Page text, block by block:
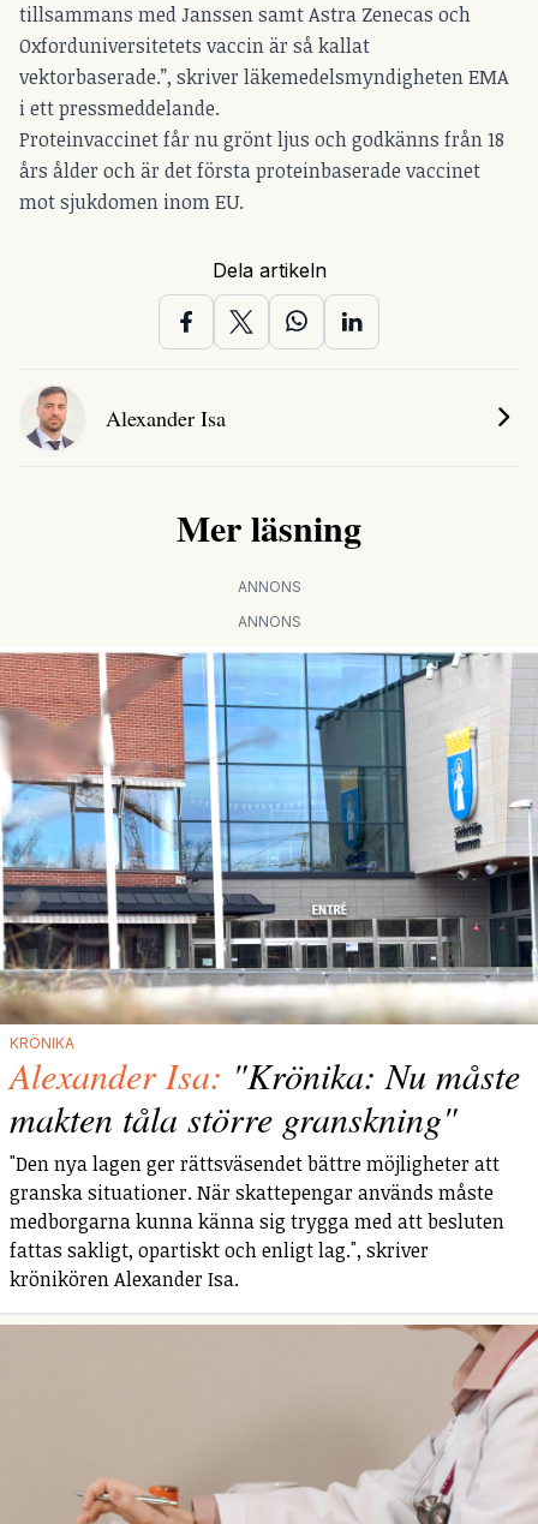
tillsammans med Janssen samt Astra Zenecas och
Oxforduniversitetets vaccin är så kallat
vektorbaserade.”, skriver läkemedelsmyndigheten EMA
i ett pressmeddelande.
Proteinvaccinet får nu grönt ljus och godkänns från 18
års ålder och är det första proteinbaserade vaccinet
mot sjukdomen inom EU.
Dela artikeln
Alexander Isa
Mer läsning
ANNONS
ANNONS
KRÖNIKA
Alexander Isa: "Krönika: Nu måste
makten tåla större granskning"
"Den nya lagen ger rättsväsendet bättre möjligheter att
granska situationer. När skattepengar används måste
medborgarna kunna känna sig trygga med att besluten
fattas sakligt, opartiskt och enligt lag.", skriver
krönikören Alexander Isa.